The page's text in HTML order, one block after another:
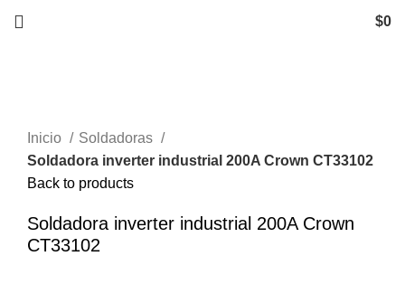
$0
Inicio
Soldadoras
Soldadora inverter industrial 200A Crown CT33102
Back to products
Soldadora inverter industrial 200A Crown
CT33102